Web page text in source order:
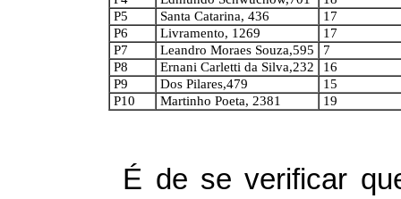
P5
Santa Catarina, 436
17
P6
Livramento, 1269
17
P7
Leandro Moraes Souza,595
7
P8
Ernani Carletti da Silva,232
16
P9
Dos Pilares,479
15
P10
Martinho Poeta, 2381 19
É de se verificar